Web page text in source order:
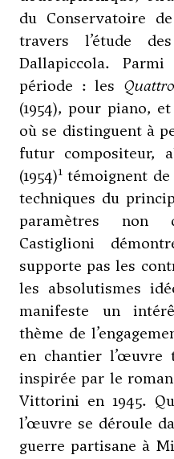
du Conservatoire
travers l’étude
Dallapiccola. Parmi
période : les
(1954), pour piano,
où se distinguent à
futur compositeur,
(1954)1 témoignent de
techniques du
paramètres non
Castiglioni
supporte pas les
les absolutismes
manifeste un
thème de
en chantier l’œuvre
inspirée par le
Vittorini en 1945.
l’œuvre se déroule
guerre partisane à